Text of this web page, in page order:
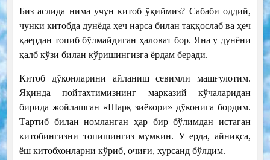
Биз аслида нима учун китоб ўқиймиз? Сабаби оддий,
чунки китобда дунёда ҳеч нарса билан таққослаб ва ҳеч
қаердан топиб бўлмайдиган ҳаловат бор. Яна у дунёни
қалб кўзи билан кўришингизга ёрдам беради.
Китоб дўконларини айланиш севимли машғулотим.
Яқинда пойтахтимизнинг марказий кўчаларидан
бирида жойлашган «Шарқ зиёкори» дўконига бордим.
Тартиб билан номланган ҳар бир бўлимдан истаган
китобингизни топишингиз мумкин. У ерда, айниқса,
ёш китобхонларни кўриб, очиғи, хурсанд бўлдим.